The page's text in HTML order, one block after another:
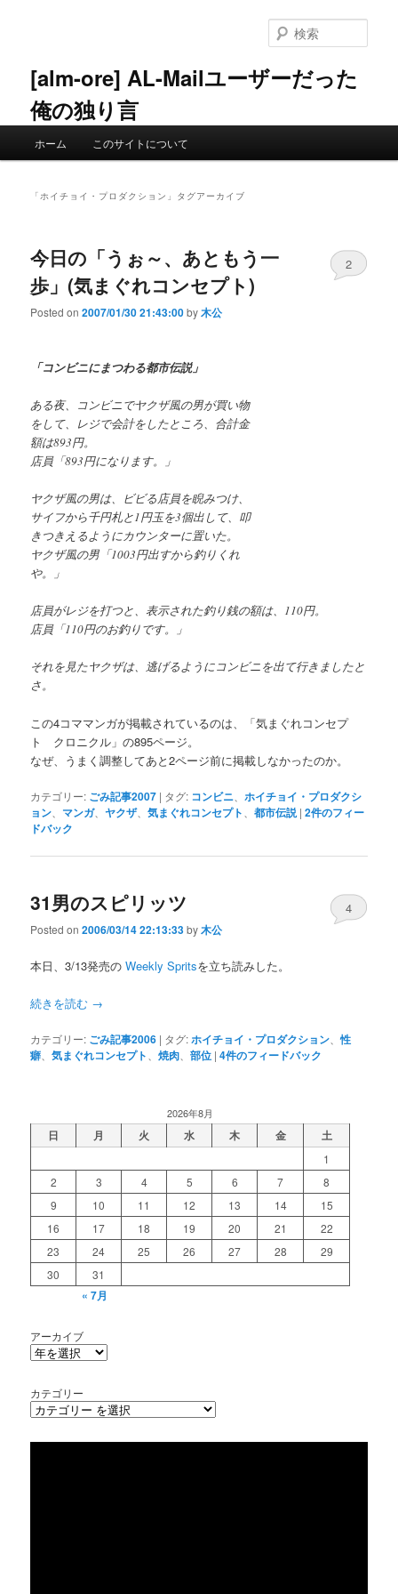
ン
へ
ツ
移
[alm-ore] AL-Mailユーザーだった
俺の独り言
索
ホーム このサイトについて
「ホイチョイ・プロダクション 」タグアーカイブ
今日の「うぉ～、あともう一
歩」(気まぐれコンセプト)
Posted on2007/01/30 21:43:00by木公
2
「コンビニにまつわる都市伝説」
ある夜、コンビニでヤクザ風の男が買い物
をして、レジで会計をしたところ、合計金
額は893円。
店員「893円になります。」
ヤクザ風の男は、ビビる店員を睨みつけ、
サイフから千円札と1円玉を3個出して、叩
きつきえるようにカウンターに置いた。
ヤクザ風の男「1003円出すから釣りくれ
や。」
店員がレジを打つと、表示された釣り銭の額は、110円。
店員「110円のお釣りです。」
それを見たヤクザは、逃げるようにコンビニを出て行きましたと
さ。
この4コママンガが掲載されているのは、「気まぐれコンセプ
ト クロニクル」の895ページ。
なぜ、うまく調整してあと2ページ前に掲載しなかったのか。
カテゴリー: ごみ記事2007 | タグ: コンビニ 、ホイチョイ・プロダクシ
ョン
マンガ、ヤクザ、気まぐれコンセプト 、都市伝説 |2件のフィー
ドバック
31男のスピリッツ
Posted on2006/03/14 22:13:33by木公
4
本日、3/13発売のWeekly Spritsを立ち読みした。
続きを読む →
カテゴリー: ごみ記事2006 | タグ:ホイチョイ・プロダクション 、性
癖 、気まぐれコンセプト 、焼肉 、部位 |4件のフィードバック
2026年8月
日 月 火 水 木 金 土
1
2
3 4 5 6 7
8
9
10 11 12 13 14
15
16
17 18 19 20 21
22
23
24 25 26 27 28
29
30
31
« 7月
アーカイブ
カテゴリー